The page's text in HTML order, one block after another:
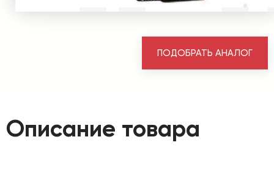
ПОДОБРАТЬ АНАЛОГ
Описание товара